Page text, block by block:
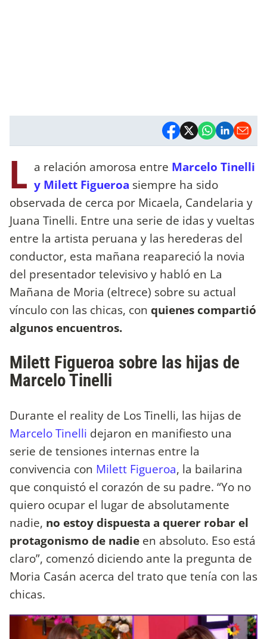
L a relación amorosa entre Marcelo Tinelli
y Milett Figueroa siempre ha sido
observada de cerca por Micaela, Candelaria y
Juana Tinelli. Entre una serie de idas y vueltas
entre la artista peruana y las herederas del
conductor, esta mañana reapareció la novia
del presentador televisivo y habló en La
Mañana de Moria (eltrece) sobre su actual
vínculo con las chicas, con quienes compartió
algunos encuentros.
Milett Figueroa sobre las hijas de
Marcelo Tinelli
Durante el reality de Los Tinelli, las hijas de
Marcelo Tinelli dejaron en manifiesto una
serie de tensiones internas entre la
convivencia con Milett Figueroa, la bailarina
que conquistó el corazón de su padre. “Yo no
quiero ocupar el lugar de absolutamente
nadie, no estoy dispuesta a querer robar el
protagonismo de nadie en absoluto. Eso está
claro”, comenzó diciendo ante la pregunta de
Moria Casán acerca del trato que tenía con las
chicas.